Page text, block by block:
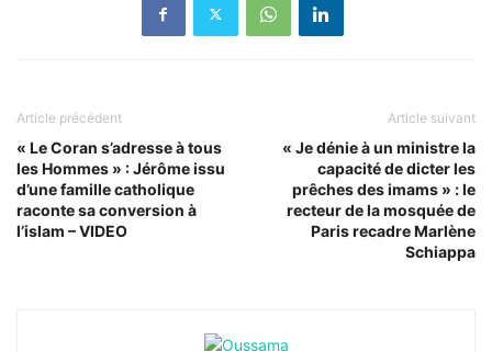
Article précédent
« Le Coran s’adresse à tous
les Hommes » : Jérôme issu
d’une famille catholique
raconte sa conversion à
l’islam – VIDEO
Article suivant
« Je dénie à un ministre la
capacité de dicter les
prêches des imams » : le
recteur de la mosquée de
Paris recadre Marlène
Schiappa